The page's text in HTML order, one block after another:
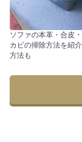
ソファの本革・合皮
カビの掃除方法を紹
方法も